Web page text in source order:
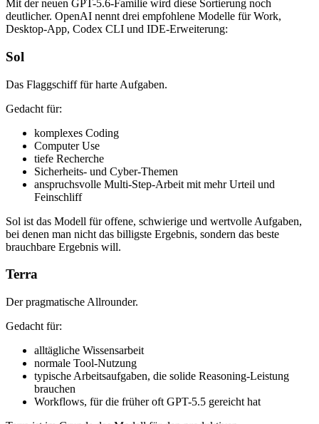
Mit der neuen GPT-5.6-Familie wird diese Sortierung noch
deutlicher. OpenAI nennt drei empfohlene Modelle für Work,
Desktop-App, Codex CLI und IDE-Erweiterung:
Sol
Das Flaggschiff für harte Aufgaben.
Gedacht für:
komplexes Coding
Computer Use
tiefe Recherche
Sicherheits- und Cyber-Themen
anspruchsvolle Multi-Step-Arbeit mit mehr Urteil und
Feinschliff
Sol ist das Modell für offene, schwierige und wertvolle Aufgaben,
bei denen man nicht das billigste Ergebnis, sondern das beste
brauchbare Ergebnis will.
Terra
Der pragmatische Allrounder.
Gedacht für:
alltägliche Wissensarbeit
normale Tool-Nutzung
typische Arbeitsaufgaben, die solide Reasoning-Leistung
brauchen
Workflows, für die früher oft GPT-5.5 gereicht hat